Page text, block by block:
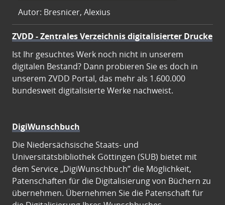
Autor: Bresnicer, Alexius
ZVDD - Zentrales Verzeichnis digitalisierter Drucke
Ist Ihr gesuchtes Werk noch nicht in unserem
digitalen Bestand? Dann probieren Sie es doch in
unserem ZVDD Portal, das mehr als 1.600.000
bundesweit digitalisierte Werke nachweist.
DigiWunschbuch
Die Niedersächsische Staats- und
Universitätsbibliothek Göttingen (SUB) bietet mit
dem Service „DigiWunschbuch” die Möglichkeit,
Patenschaften für die Digitalisierung von Büchern zu
übernehmen. Übernehmen Sie die Patenschaft für